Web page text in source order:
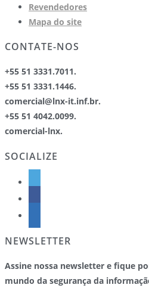
Revendedores
Mapa do site
CONTATE-NOS
+55 51 3331.7011.
+55 51 3331.1446.
comercial@lnx-it.inf.br.
+55 51 4042.0099.
comercial-lnx.
SOCIALIZE
NEWSLETTER
Assine nossa newsletter e fique
mundo da segurança da